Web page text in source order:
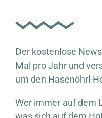
Der kostenlose
Mal pro Jahr und
um den Hasenöhrl-
Wer immer auf dem